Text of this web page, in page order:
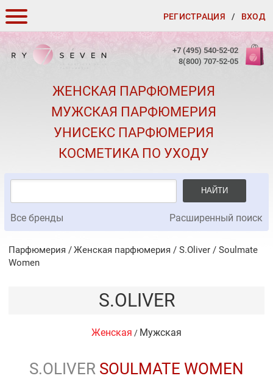
РЕГИСТРАЦИЯ / ВХОД
КАК ЗАКАЗАТЬ
СКИДКИ
КОНТАКТЫ
О КАЧЕСТВЕ
ПОДАРКИ К ЗАКАЗАМ
+7 (495) 540-52-02
8(800) 707-52-05
ЖЕНСКАЯ ПАРФЮМЕРИЯ
МУЖСКАЯ ПАРФЮМЕРИЯ
УНИСЕКС ПАРФЮМЕРИЯ
КОСМЕТИКА ПО УХОДУ
НАЙТИ
Все бренды Расширенный поиск
Парфюмерия Женская парфюмерия / S.Oliver / Soulmate
Women
S.OLIVER
Женская / Мужская
S.OLIVER SOULMATE WOMEN